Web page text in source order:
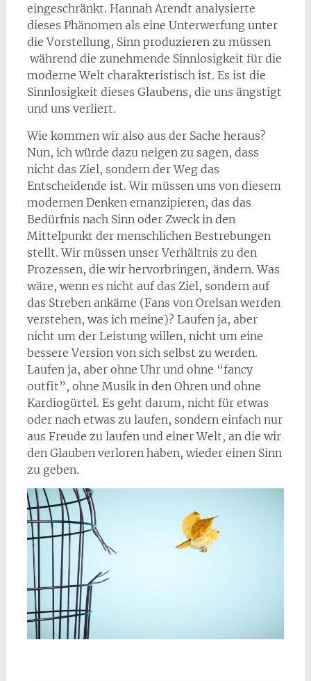
eingeschränkt. Hannah Arendt analysierte
dieses Phänomen als eine Unterwerfung unter
die Vorstellung, Sinn produzieren zu müssen
während die zunehmende Sinnlosigkeit für die
moderne Welt charakteristisch ist. Es ist die
Sinnlosigkeit dieses Glaubens, die uns ängstigt
und uns verliert.
Wie kommen wir also aus der Sache heraus?
Nun, ich würde dazu neigen zu sagen, dass
nicht das Ziel, sondern der Weg das
Entscheidende ist. Wir müssen uns von diesem
modernen Denken emanzipieren, das das
Bedürfnis nach Sinn oder Zweck in den
Mittelpunkt der menschlichen Bestrebungen
stellt. Wir müssen unser Verhältnis zu den
Prozessen, die wir hervorbringen, ändern. Was
wäre, wenn es nicht auf das Ziel, sondern auf
das Streben ankäme (Fans von Orelsan werden
verstehen, was ich meine)? Laufen ja, aber
nicht um der Leistung willen, nicht um eine
bessere Version von sich selbst zu werden.
Laufen ja, aber ohne Uhr und ohne “fancy
outfit”, ohne Musik in den Ohren und ohne
Kardiogürtel. Es geht darum, nicht für etwas
oder nach etwas zu laufen, sondern einfach nur
aus Freude zu laufen und einer Welt, an die wir
den Glauben verloren haben, wieder einen Sinn
zu geben.